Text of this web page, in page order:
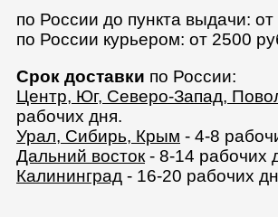
по России до пункта выдачи:
по России курьером: от 2500
Срок доставки по России:
Центр, Юг, Северо-Запад,
рабочих дня.
Урал, Сибирь, Крым - 4-8
Дальний восток- 8-14 рабочих
Калининград - 16-20 рабочих